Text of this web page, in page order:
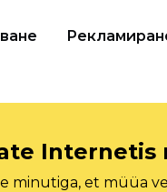
Internetis
minutiga, et müüa